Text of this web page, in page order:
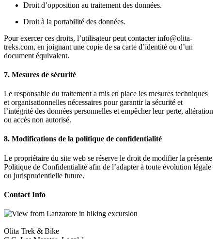
Droit d’opposition au traitement des données.
Droit à la portabilité des données.
Pour exercer ces droits, l’utilisateur peut contacter info@olita-
treks.com, en joignant une copie de sa carte d’identité ou d’un
document équivalent.
7. Mesures de sécurité
Le responsable du traitement a mis en place les mesures techniques
et organisationnelles nécessaires pour garantir la sécurité et
l’intégrité des données personnelles et empêcher leur perte, altération
ou accès non autorisé.
8. Modifications de la politique de confidentialité
Le propriétaire du site web se réserve le droit de modifier la présente
Politique de Confidentialité afin de l’adapter à toute évolution légale
ou jurisprudentielle future.
Contact Info
Olita Trek & Bike